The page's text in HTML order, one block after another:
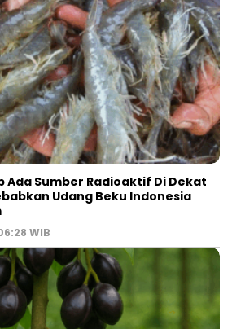
Ada Sumber Radioaktif Di Dekat
Udang Beku Indonesia
WIB